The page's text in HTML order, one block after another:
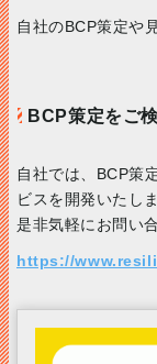
自社のBCP策定や
BCP策定をご
自社では、BCP策
ビスを開発いたし
是非気軽にお問い
https://